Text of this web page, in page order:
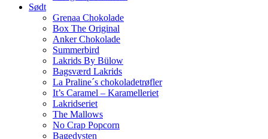
Sødt
Grenaa Chokolade
Box The Original
Anker Chokolade
Summerbird
Lakrids By Bülow
Bagsværd Lakrids
La Praline´s chokoladetrøfler
It’s Caramel – Karamelleriet
Lakridseriet
The Mallows
No Crap Popcorn
Bagedysten